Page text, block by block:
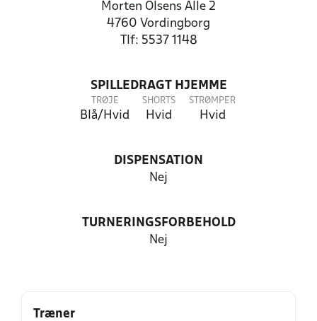
Morten Olsens Alle 2
4760 Vordingborg
Tlf: 5537 1148
SPILLEDRAGT HJEMME
TRØJE
Blå/Hvid
SHORTS
Hvid
STRØMPER
Hvid
DISPENSATION
Nej
TURNERINGSFORBEHOLD
Nej
Træner